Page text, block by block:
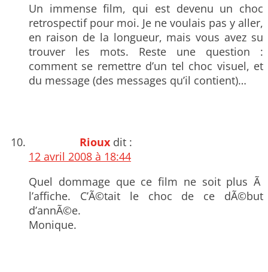
Un immense film, qui est devenu un choc
retrospectif pour moi. Je ne voulais pas y aller,
en raison de la longueur, mais vous avez su
trouver les mots. Reste une question :
comment se remettre d’un tel choc visuel, et
du message (des messages qu’il contient)…
Rioux dit :
12 avril 2008 à 18:44
Quel dommage que ce film ne soit plus Ã
l’affiche. C’Ã©tait le choc de ce dÃ©but
d’annÃ©e.
Monique.